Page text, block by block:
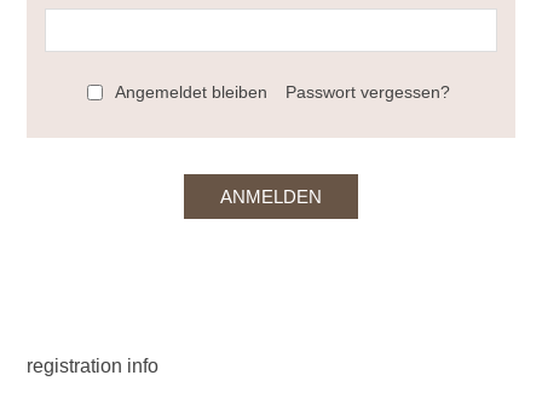
Angemeldet bleiben Passwort vergessen?
registration info